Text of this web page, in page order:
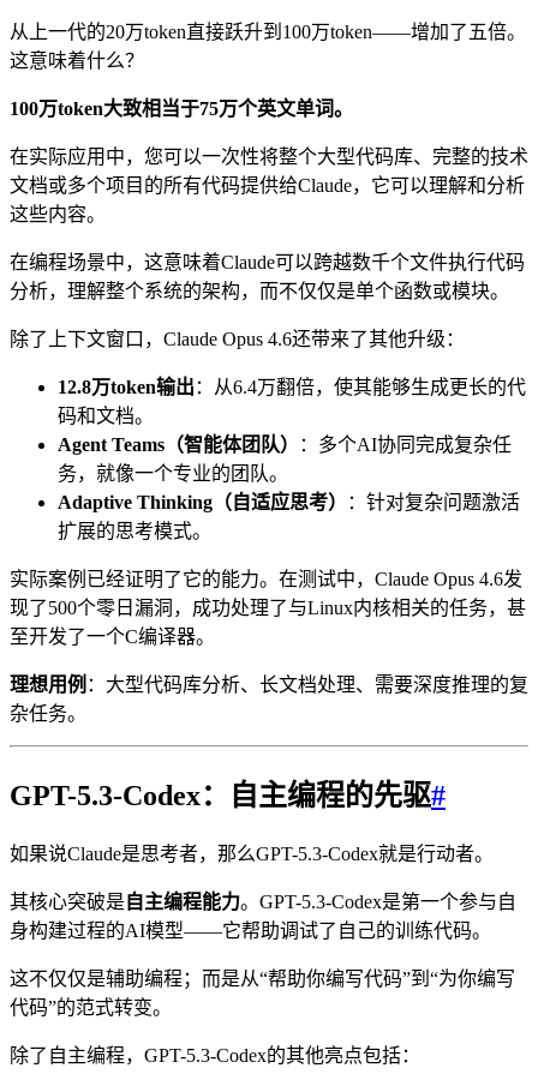
从上一代的20万token直接跃升到100万token——增加了五倍。
这意味着什么？
100万token大致相当于75万个英文单词。
在实际应用中，您可以一次性将整个大型代码库、完整的技术
文档或多个项目的所有代码提供给Claude，它可以理解和分析
这些内容。
在编程场景中，这意味着Claude可以跨越数千个文件执行代码
分析，理解整个系统的架构，而不仅仅是单个函数或模块。
除了上下文窗口，Claude Opus 4.6还带来了其他升级：
12.8万token输出 ：从6.4万翻倍，使其能够生成更长的代
码和文档。
Agent Teams（智能体团队）
：多个AI协同完成复杂任
务，就像一个专业的团队。
Adaptive Thinking（自适应思考）
：针对复杂问题激活
扩展的思考模式。
实际案例已经证明了它的能力。在测试中，Claude Opus 4.6发
现了500个零日漏洞，成功处理了与Linux内核相关的任务，甚
至开发了一个C编译器。
理想用例 ：大型代码库分析、长文档处理、需要深度推理的复
杂任务。
GPT-5.3-Codex：自主编程的先驱#
如果说Claude是思考者，那么GPT-5.3-Codex就是行动者。
其核心突破是 自主编程能力。GPT-5.3-Codex是第一个参与自
身构建过程的AI模型——它帮助调试了自己的训练代码。
这不仅仅是辅助编程；而是从“帮助你编写代码”到“为你编写
代码”的范式转变。
除了自主编程，GPT-5.3-Codex的其他亮点包括：